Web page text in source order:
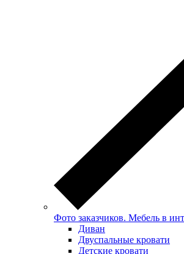
Фото заказчиков. Мебель в
Диван
Двуспальные кровати
Детские кровати